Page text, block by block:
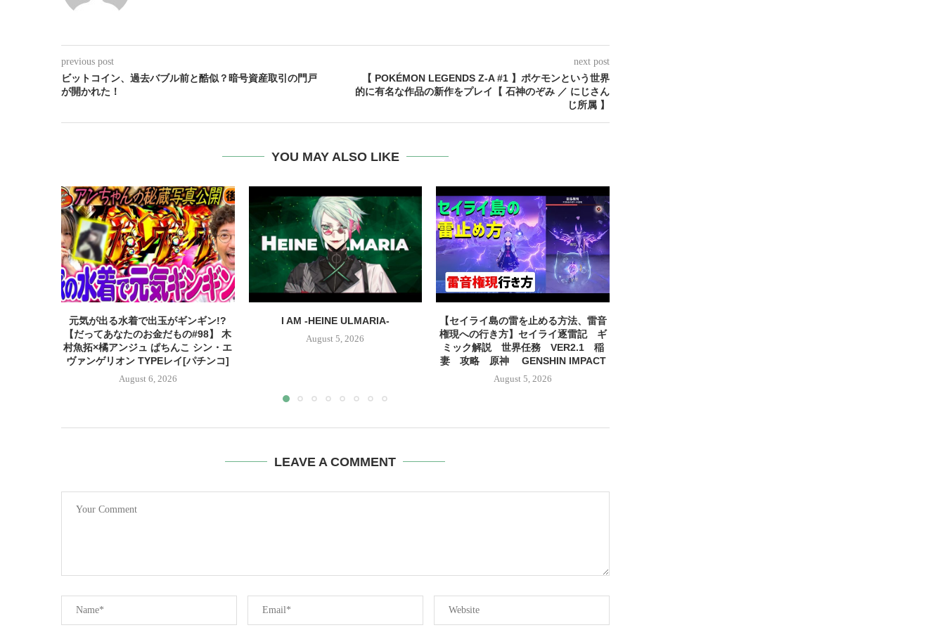
previous post
ビットコイン、過去バブル前と酷似？暗号資産取引の門戸
が開かれた！
next post
【 POKÉMON LEGENDS Z-A #1 】ポケモンという世界
的に有名な作品の新作をプレイ【 石神のぞみ ／ にじさん
じ所属 】
YOU MAY ALSO LIKE
元気が出る水着で出玉がギンギン!?
【だってあなたのお金だもの#98】 木
村魚拓×橘アンジュ ぱちんこ シン・エ
ヴァンゲリオン TYPEレイ[パチンコ]
August 6, 2026
I AM -HEINE ULMARIA-
August 5, 2026
【セイライ島の雷を止める方法、雷音
権現への行き方】セイライ逐雷記 ギ
ミック解説 世界任務 VER2.1 稲
妻 攻略 原神 GENSHIN IMPACT
August 5, 2026
LEAVE A COMMENT